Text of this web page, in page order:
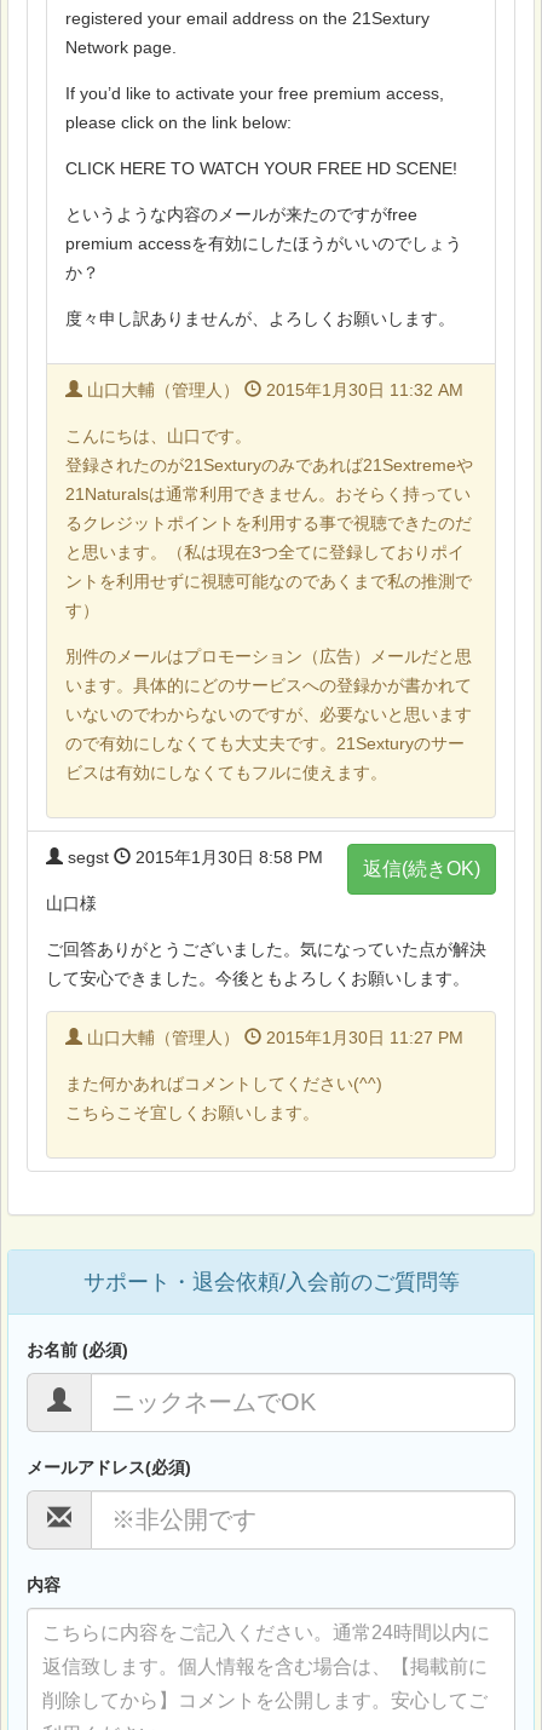
registered your email address on the 21Sextury
Network page.
If you’d like to activate your free premium access,
please click on the link below:
CLICK HERE TO WATCH YOUR FREE HD SCENE!
というような内容のメールが来たのですがfree
premium accessを有効にしたほうがいいのでしょう
か？
度々申し訳ありませんが、よろしくお願いします。
山口大輔（管理人） 2015年1月30日 11:32 AM
こんにちは、山口です。
登録されたのが21Sexturyのみであれば21Sextremeや
21Naturalsは通常利用できません。おそらく持ってい
るクレジットポイントを利用する事で視聴できたのだ
と思います。（私は現在3つ全てに登録しておりポイ
ントを利用せずに視聴可能なのであくまで私の推測で
す）
別件のメールはプロモーション（広告）メールだと思
います。具体的にどのサービスへの登録かが書かれて
いないのでわからないのですが、必要ないと思います
ので有効にしなくても大丈夫です。21Sexturyのサー
ビスは有効にしなくてもフルに使えます。
返信(続きOK)
segst 2015年1月30日 8:58 PM
山口様
ご回答ありがとうございました。気になっていた点が解決
して安心できました。今後ともよろしくお願いします。
山口大輔（管理人） 2015年1月30日 11:27 PM
また何かあればコメントしてください(^^)
こちらこそ宜しくお願いします。
サポート・退会依頼/入会前のご質問等
お名前 (必須)
メールアドレス(必須)
内容